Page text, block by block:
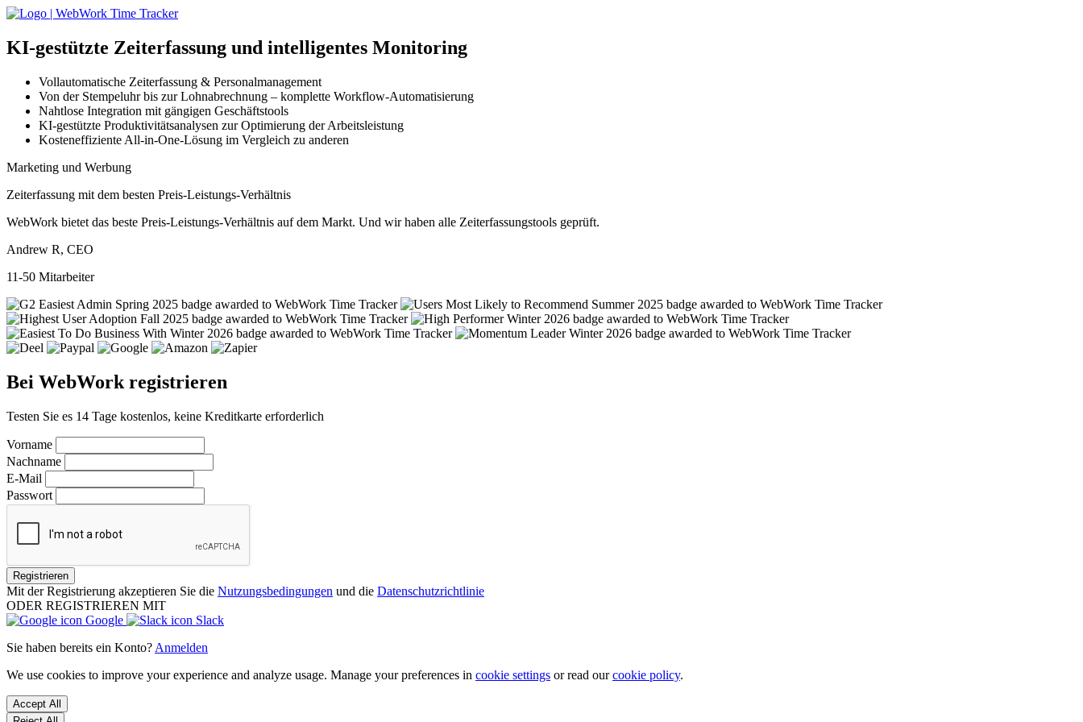
KI-gestützte Zeiterfassung und intelligentes Monitoring
Vollautomatische Zeiterfassung & Personalmanagement
Von der Stempeluhr bis zur Lohnabrechnung – komplette Workflow-Automatisierung
Nahtlose Integration mit gängigen Geschäftstools
KI-gestützte Produktivitätsanalysen zur Optimierung der Arbeitsleistung
Kosteneffiziente All-in-One-Lösung im Vergleich zu anderen
Marketing und Werbung
Zeiterfassung mit dem besten Preis-Leistungs-Verhältnis
WebWork bietet das beste Preis-Leistungs-Verhältnis auf dem Markt. Und wir haben alle Zeiterfassungstools geprüft.
Andrew R, CEO
11-50 Mitarbeiter
Bei WebWork registrieren
Testen Sie es 14 Tage kostenlos, keine Kreditkarte erforderlich
Vorname
Nachname
E-Mail
Passwort
Registrieren
Mit der Registrierung akzeptieren Sie die Nutzungsbedingungen und die Datenschutzrichtlinie
ODER REGISTRIEREN MIT
Google
Slack
Sie haben bereits ein Konto? Anmelden
We use cookies to improve your experience and analyze usage. Manage your preferences in cookie settings or read ourcookie policy.
Accept All